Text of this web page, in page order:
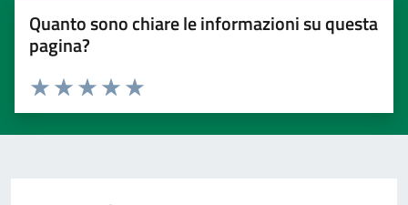
Quanto sono chiare le informazioni su questa
pagina?
Valuta 5 stelle su 5
Valuta 4 stelle su 5
Valuta 3 stelle su 5
Valuta 2 stelle su 5
Valuta 1 stelle su 5